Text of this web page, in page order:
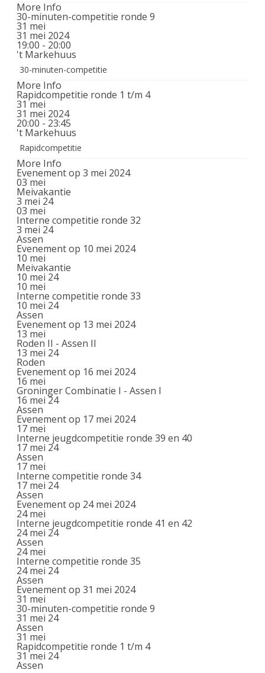
More Info
30-minuten-competitie ronde 9
31 mei
31 mei 2024
19:00 - 20:00
't Markehuus
30-minuten-competitie
More Info
Rapidcompetitie ronde 1 t/m 4
31 mei
31 mei 2024
20:00 - 23:45
't Markehuus
Rapidcompetitie
More Info
Evenement op 3 mei 2024
03 mei
Meivakantie
3 mei 24
03 mei
Interne competitie ronde 32
3 mei 24
Assen
Evenement op 10 mei 2024
10 mei
Meivakantie
10 mei 24
10 mei
Interne competitie ronde 33
10 mei 24
Assen
Evenement op 13 mei 2024
13 mei
Roden II - Assen II
13 mei 24
Roden
Evenement op 16 mei 2024
16 mei
Groninger Combinatie I - Assen I
16 mei 24
Assen
Evenement op 17 mei 2024
17 mei
Interne jeugdcompetitie ronde 39 en 40
17 mei 24
Assen
17 mei
Interne competitie ronde 34
17 mei 24
Assen
Evenement op 24 mei 2024
24 mei
Interne jeugdcompetitie ronde 41 en 42
24 mei 24
Assen
24 mei
Interne competitie ronde 35
24 mei 24
Assen
Evenement op 31 mei 2024
31 mei
30-minuten-competitie ronde 9
31 mei 24
Assen
31 mei
Rapidcompetitie ronde 1 t/m 4
31 mei 24
Assen